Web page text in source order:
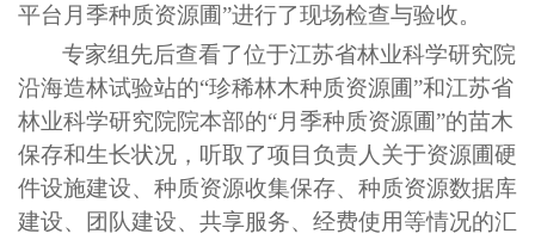
平台月季种质资源圃”进行了现场检查与验收。
专家组先后查看了位于江苏省林业科学研究院
沿海造林试验站的“珍稀林木种质资源圃”和江苏省
林业科学研究院院本部的“月季种质资源圃”的苗木
保存和生长状况，听取了项目负责人关于资源圃硬
件设施建设、种质资源收集保存、种质资源数据库
建设、团队建设、共享服务、经费使用等情况的汇